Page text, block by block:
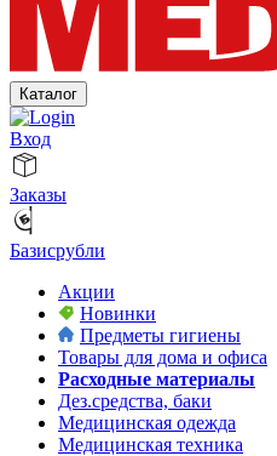
Каталог
Вход
Заказы
Базисрубли
Акции
Новинки
Предметы гигиены
Товары для дома и офиса
Расходные материалы
Дез.средства, баки
Медицинская одежда
Медицинская техника